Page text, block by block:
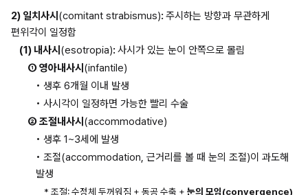
2) 일치사시 (comitant strabismus): 주시하는 방향과 무관하게
편위각이 일정함
(1) 내사시 (esotropia): 사시가 있는 눈이 안쪽으로 몰림
① 영아내사시 (infantile)
• 생후 6개월 이내 발생
• 사시각이 일정하면 가능한 빨리 수술
② 조절내사시 (accommodative)
• 생후 1~3세에 발생
• 조절(accommodation, 근거리를 볼 때 눈의 조절)이 과도해
발생
* 조절: 수정체 두꺼워짐 + 동공 수축 + 눈의 모임(convergence)